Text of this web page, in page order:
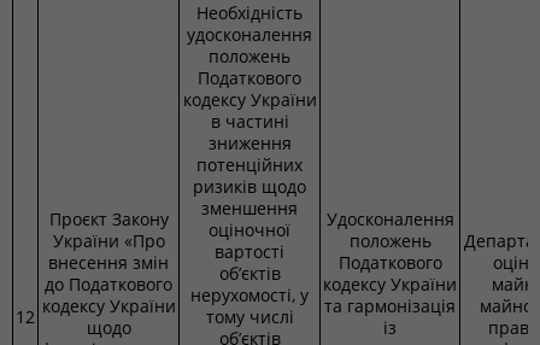
12
Проєкт Закону
України «Про
внесення змін
до Податкового
кодексу України
щодо
Необхідність
удосконалення
положень
Податкового
кодексу України
в частині
зниження
потенційних
ризиків щодо
зменшення
оціночної
вартості
об’єктів
нерухомості, у
тому числі
об’єктів
Удосконалення
положень
Податкового
кодексу України
та гармонізація
із
прав